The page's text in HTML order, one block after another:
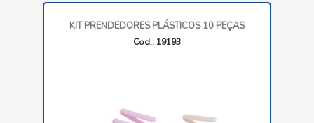
KIT PRENDEDORES PLÁSTICOS 10 PEÇAS
Cod.: 19193